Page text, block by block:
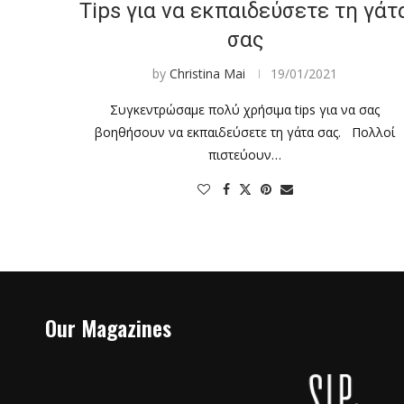
Tips για να εκπαιδεύσετε τη
σας
byChristina Mai 19/01/2021
Συγκεντρώσαμε πολύ χρήσιμα tips για να σας
βοηθήσουν να εκπαιδεύσετε τη γάτα σας. Πολλοί
πιστεύουν…
Our Magazines